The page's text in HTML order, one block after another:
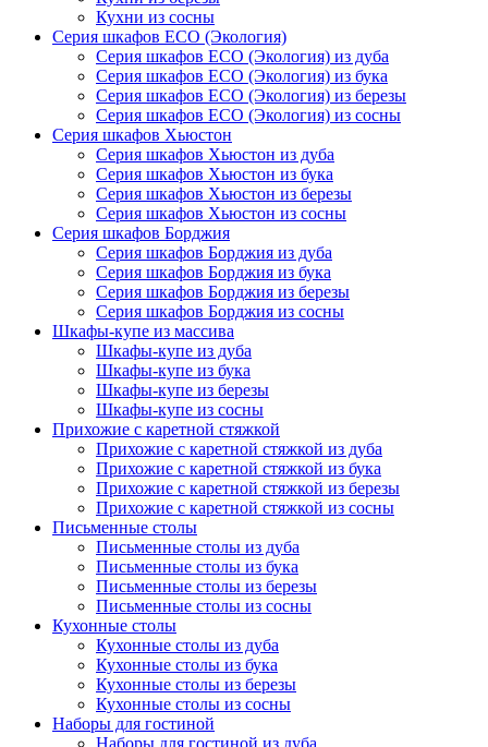
Кухни из сосны
Серия шкафов ECO (Экология)
Серия шкафов ECO (Экология) из дуба
Серия шкафов ECO (Экология) из бука
Серия шкафов ECO (Экология) из березы
Серия шкафов ECO (Экология) из сосны
Серия шкафов Хьюстон
Серия шкафов Хьюстон из дуба
Серия шкафов Хьюстон из бука
Серия шкафов Хьюстон из березы
Серия шкафов Хьюстон из сосны
Серия шкафов Борджия
Серия шкафов Борджия из дуба
Серия шкафов Борджия из бука
Серия шкафов Борджия из березы
Серия шкафов Борджия из сосны
Шкафы-купе из массива
Шкафы-купе из дуба
Шкафы-купе из бука
Шкафы-купе из березы
Шкафы-купе из сосны
Прихожие с каретной стяжкой
Прихожие с каретной стяжкой из дуба
Прихожие с каретной стяжкой из бука
Прихожие с каретной стяжкой из березы
Прихожие с каретной стяжкой из сосны
Письменные столы
Письменные столы из дуба
Письменные столы из бука
Письменные столы из березы
Письменные столы из сосны
Кухонные столы
Кухонные столы из дуба
Кухонные столы из бука
Кухонные столы из березы
Кухонные столы из сосны
Наборы для гостиной
Наборы для гостиной из дуба